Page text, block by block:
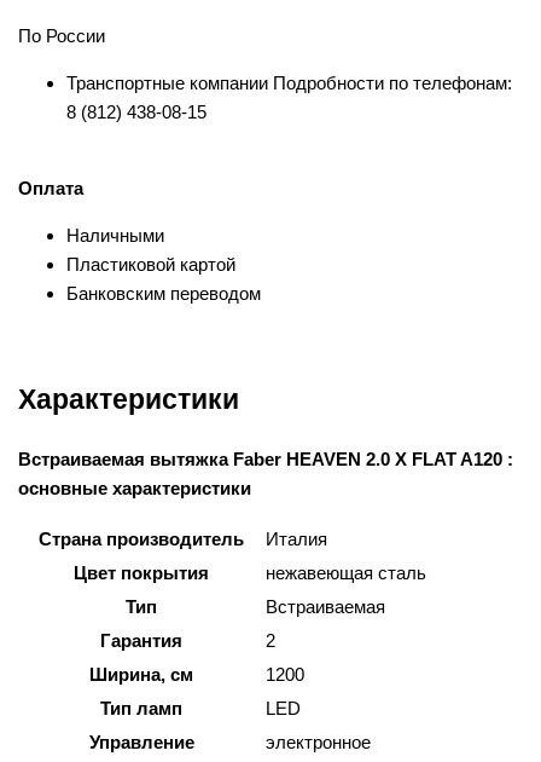
По России
Транспортные компании Подробности по телефонам:
8 (812) 438-08-15
Оплата
Наличными
Пластиковой картой
Банковским переводом
Характеристики
Встраиваемая вытяжка Faber HEAVEN 2.0 X FLAT A120 :
основные характеристики
Страна производитель
Италия
Цвет покрытия
нежавеющая сталь
Тип
Встраиваемая
Гарантия
2
Ширина, см
1200
Тип ламп
LED
Управление
электронное